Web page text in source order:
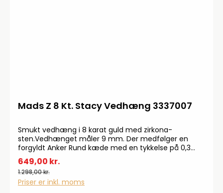
Mads Z 8 Kt. Stacy Vedhæng 3337007
Smukt vedhæng i 8 karat guld med zirkona-
sten.Vedhænget måler 9 mm. Der medfølger en
forgyldt Anker Rund kæde med en tykkelse på 0,3
mm.
649,00 kr.
1.298,00 kr.
Priser er inkl. moms